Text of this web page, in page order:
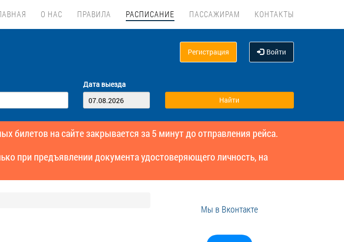
О НАС ПРАВИЛА РАСПИСАНИЕ ПАССАЖИРАМ КОНТАКТЫ
Регистрация Войти
Дата выезда
билетов на сайте закрывается за 5 минут до отправления рейса.
при предъявлении документа удостоверяющего личность, на
Мы в Вконтакте